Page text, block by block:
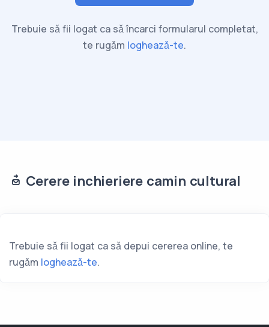
Trebuie sǎ fii logat ca sǎ încarci formularul completat,
te rugǎm logheazǎ-te.
Cerere inchieriere camin cultural
Trebuie sǎ fii logat ca sǎ depui cererea online, te
rugǎm logheazǎ-te.